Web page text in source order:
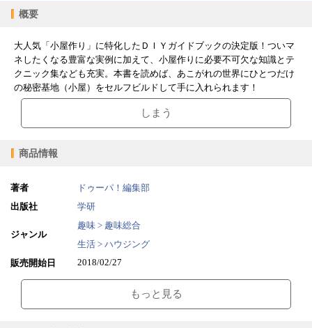
概要
大人気「小屋作り」に特化したＤＩＹガイドブックの決定版！ついマ
ネしたくなる豊富な実例に加えて、小屋作りに必要不可欠な知識とテ
クニック集なども充実。本書を読めば、あこがれの世界にひとつだけ
の秘密基地（小屋）をセルフビルドして手に入れられます！
しまう
商品情報
著者
ドゥーパ！編集部
出版社
学研
ジャンル
趣味 > 趣味総合
生活 > ハウジング
販売開始日
2018/02/27
ファイルサイズ 84.92MB
もっと見る